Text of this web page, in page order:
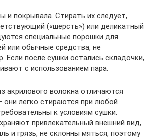
и покрывала. Стирать их следует,
(«шерсть») или деликатный
специальные порошки для
или обычные средства, не
Если после сушки остались складочки,
с использованием пара.
акрилового волокна отличаются
они легко стираются при любой
к условиям сушки.
привлекательный внешний вид,
и грязь, не склонны мяться, поэтому